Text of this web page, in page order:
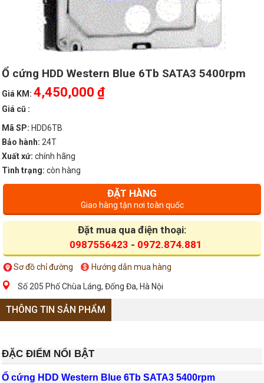
Ổ cứng HDD Western Blue 6Tb SATA3 5400rpm
Giá KM: 4,450,000 ₫
Giá cũ :
Mã SP: HDD6TB
Bảo hành: 24T
Xuất xứ: chính hãng
Tình trạng: còn hàng
ĐẶT HÀNG
Giao hàng tận nơi toàn quốc
Đặt mua qua điện thoại:
0987556423 - 0972.874.881
Sơ đồ chỉ đường Hướng dẫn mua hàng
Số 205 Phố Chùa Láng, Đống Đa, Hà Nội
THÔNG TIN SẢN PHẨM
ĐẶC ĐIỂM NỔI BẬT
Ổ cứng HDD Western Blue 6Tb SATA3 5400rpm